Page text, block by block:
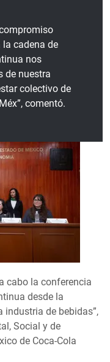
cadena de
nos
de nuestra
colectivo de
comentó.
cabo la conferencia
desde la
industria de bebidas”,
Social y de
de Coca-Cola